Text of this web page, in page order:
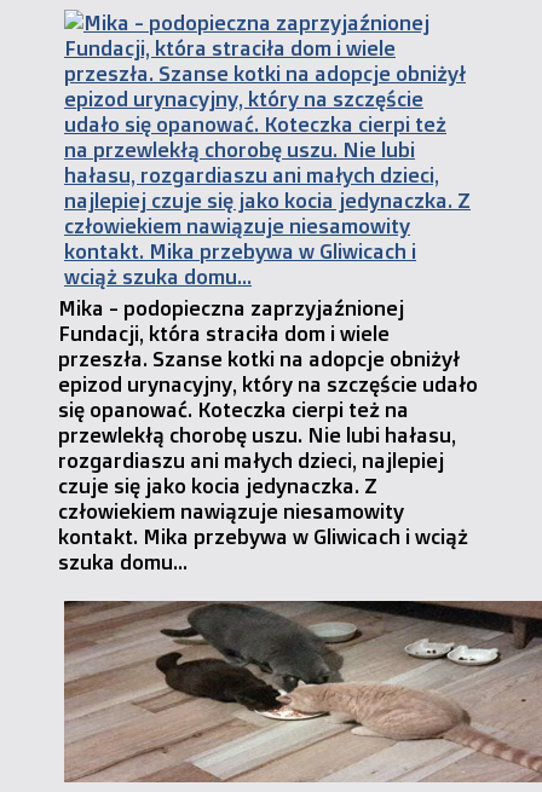
Mika - podopieczna zaprzyjaźnionej
Fundacji, która straciła dom i wiele
przeszła. Szanse kotki na adopcje obniżył
epizod urynacyjny, który na szczęście udało
się opanować. Koteczka cierpi też na
przewlekłą chorobę uszu. Nie lubi hałasu,
rozgardiaszu ani małych dzieci, najlepiej
czuje się jako kocia jedynaczka. Z
człowiekiem nawiązuje niesamowity
kontakt. Mika przebywa w Gliwicach i wciąż
szuka domu...